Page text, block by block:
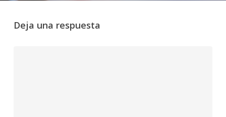
Deja una respuesta